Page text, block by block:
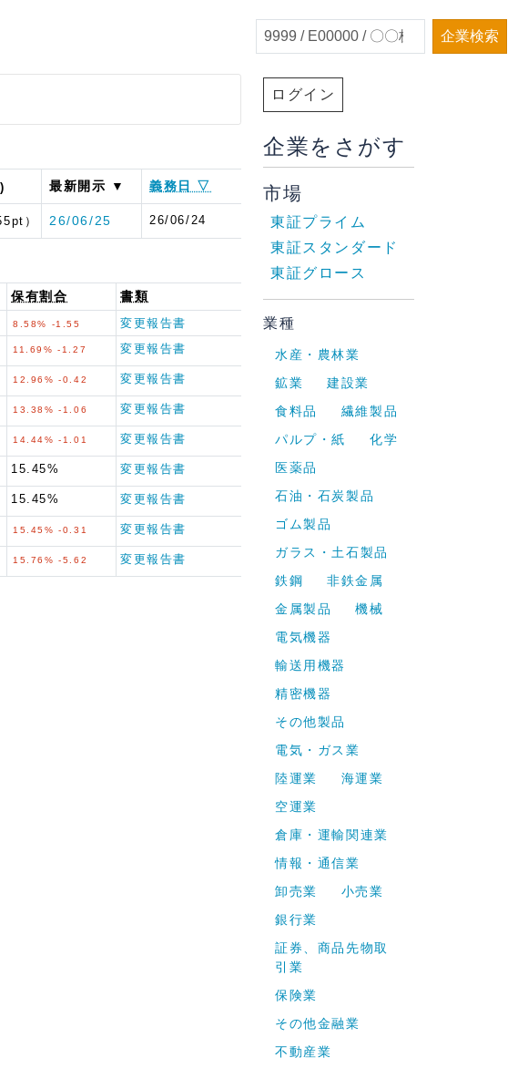
企業検索
最新開示 ▼ 義務日 ▽
） 26/06/25 26/06/24
保有割合 書類
8.58% -1.55
変更報告書
11.69% -1.27 変更報告書
12.96% -0.42 変更報告書
13.38% -1.06 変更報告書
14.44% -1.01 変更報告書
15.45% 変更報告書
15.45% 変更報告書
15.45% -0.31 変更報告書
15.76% -5.62 変更報告書
ログイン
企業をさがす
市場
東証プライム
東証スタンダード
東証グロース
業種
水産・農林業
鉱業
建設業
食料品
繊維製品
パルプ・紙
化学
医薬品
石油・石炭製品
ゴム製品
ガラス・土石製品
鉄鋼
非鉄金属
金属製品
機械
電気機器
輸送用機器
精密機器
その他製品
電気・ガス業
陸運業
海運業
空運業
倉庫・運輸関連業
情報・通信業
卸売業
小売業
銀行業
証券、商品先物取
引業
保険業
その他金融業
不動産業